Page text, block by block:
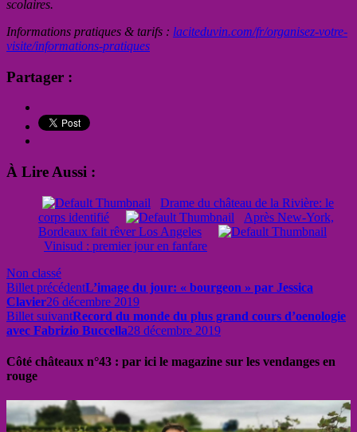
scolaires.
Informations pratiques & tarifs : laciteduvin.com/fr/organisez-votre-
visite/informations-pratiques
Partager :
À Lire Aussi :
Drame du château de la Rivière: le
corps identifié
Après New-York,
Bordeaux fait rêver Los Angeles
Vinisud : premier jour en fanfare
Non classé
Billet précédentL’image du jour: « bourgeon » par Jessica
Clavier26 décembre 2019
Billet suivantRecord du monde du plus grand cours d’oenologie
avec Fabrizio Buccella28 décembre 2019
Côté châteaux n°43 : par ici le magazine sur les vendanges en
rouge